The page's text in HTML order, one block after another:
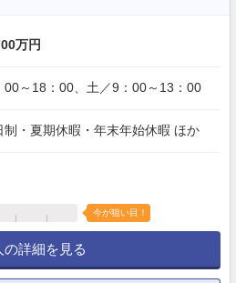
万円
00～18：00、土／9：00～13：00
制・夏期休暇・年末年始休暇 ほか
今が狙い目！
の詳細を見る